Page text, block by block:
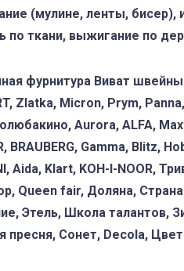
(мулине, ленты, бисер),
по ткани, выжигание по
фурнитура Виват
Zlatka, Micron, Prym,
Aurora, ALFA,
BRAUBERG, Gamma, Blitz,
Aida, Klart, KOH-I-NOOR,
Queen fair, Доляна,
Этель, Школа талантов,
пресня, Сонет, Decola,